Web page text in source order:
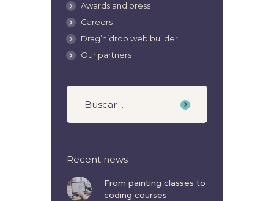
Awards and press
Careers
Drag’n’drop web builder
Our partners
Recent news
From painting classes to
coding courses